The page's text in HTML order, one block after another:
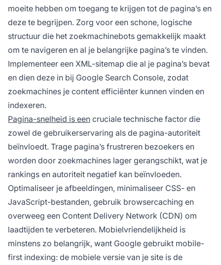
moeite hebben om toegang te krijgen tot de pagina’s en
deze te begrijpen. Zorg voor een schone, logische
structuur die het zoekmachinebots gemakkelijk maakt
om te navigeren en al je belangrijke pagina’s te vinden.
Implementeer een XML-sitemap die al je pagina’s bevat
en dien deze in bij Google Search Console, zodat
zoekmachines je content efficiënter kunnen vinden en
indexeren.
Pagina-snelheid is een cruciale technische factor die
zowel de gebruikerservaring als de pagina-autoriteit
beïnvloedt. Trage pagina’s frustreren bezoekers en
worden door zoekmachines lager gerangschikt, wat je
rankings en autoriteit negatief kan beïnvloeden.
Optimaliseer je afbeeldingen, minimaliseer CSS- en
JavaScript-bestanden, gebruik browsercaching en
overweeg een Content Delivery Network (CDN) om
laadtijden te verbeteren. Mobielvriendelijkheid is
minstens zo belangrijk, want Google gebruikt mobile-
first indexing: de mobiele versie van je site is de